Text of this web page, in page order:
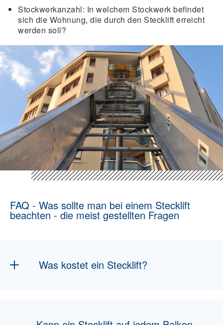
Stockwerkanzahl: In welchem Stockwerk befindet
sich die Wohnung, die durch den Stecklift erreicht
werden soll?
FAQ - Was sollte man bei einem Stecklift
beachten - die meist gestellten Fragen
Was kostet ein Stecklift?